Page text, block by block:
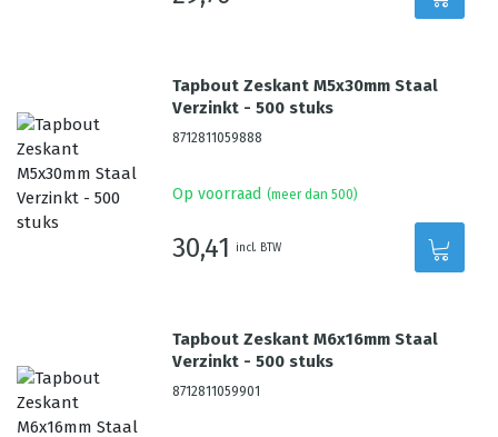
Tapbout Zeskant M5x30mm Staal
Verzinkt - 500 stuks
8712811059888
Op voorraad (meer dan 500)
30,41 incl. BTW
Tapbout Zeskant M6x16mm Staal
Verzinkt - 500 stuks
8712811059901